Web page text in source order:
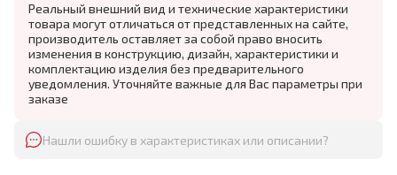
Реальный внешний вид и технические характеристики
товара могут отличаться от представленных на сайте,
производитель оставляет за собой право вносить
изменения в конструкцию, дизайн, характеристики и
комплектацию изделия без предварительного
уведомления. Уточняйте важные для Вас параметры при
заказе
Нашли ошибку в характеристиках или описании?